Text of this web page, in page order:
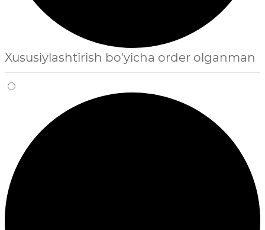
Xususiylashtirish bo'yicha order olganman